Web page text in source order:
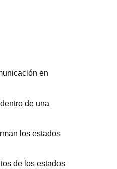
en
de una
los estados
de los estados